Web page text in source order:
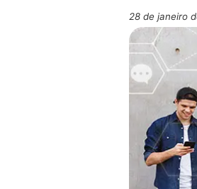
28 de janeiro